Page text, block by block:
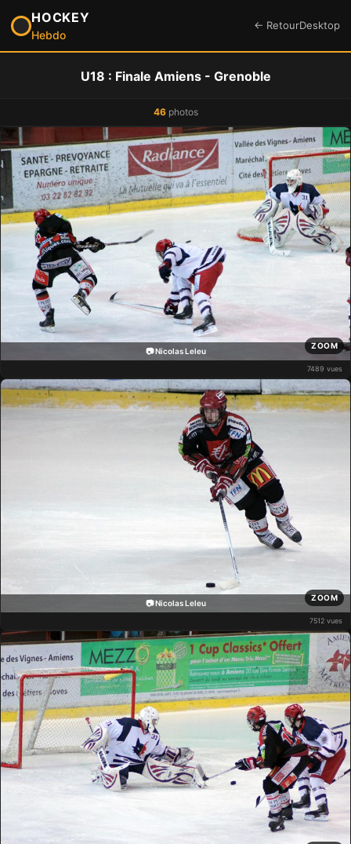
HOCKEY
Hebdo
← RetourDesktop
U18 : Finale Amiens - Grenoble
46photos
📷 Nicolas Leleu
ZOOM
7489 vues
📷 Nicolas Leleu
ZOOM
7512 vues